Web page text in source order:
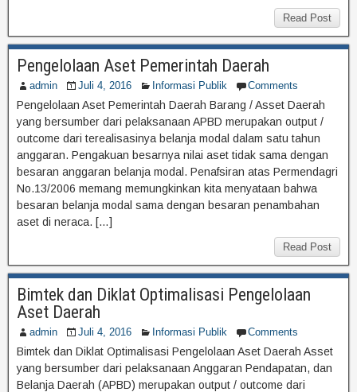
Read Post
Pengelolaan Aset Pemerintah Daerah
admin Juli 4, 2016 Informasi Publik Comments
Pengelolaan Aset Pemerintah Daerah Barang / Asset Daerah
yang bersumber dari pelaksanaan APBD merupakan output /
outcome dari terealisasinya belanja modal dalam satu tahun
anggaran. Pengakuan besarnya nilai aset tidak sama dengan
besaran anggaran belanja modal. Penafsiran atas Permendagri
No.13/2006 memang memungkinkan kita menyataan bahwa
besaran belanja modal sama dengan besaran penambahan
aset di neraca. […]
Read Post
Bimtek dan Diklat Optimalisasi Pengelolaan
Aset Daerah
admin Juli 4, 2016 Informasi Publik Comments
Bimtek dan Diklat Optimalisasi Pengelolaan Aset Daerah Asset
yang bersumber dari pelaksanaan Anggaran Pendapatan, dan
Belanja Daerah (APBD) merupakan output / outcome dari